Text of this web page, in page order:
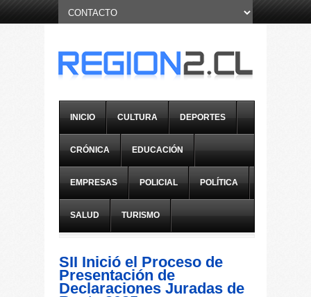
INICIO CULTURA DEPORTES
CRÓNICA EDUCACIÓN
EMPRESAS POLICIAL POLÍTICA
SALUD TURISMO
SII Inició el Proceso de
Presentación de
Declaraciones Juradas de